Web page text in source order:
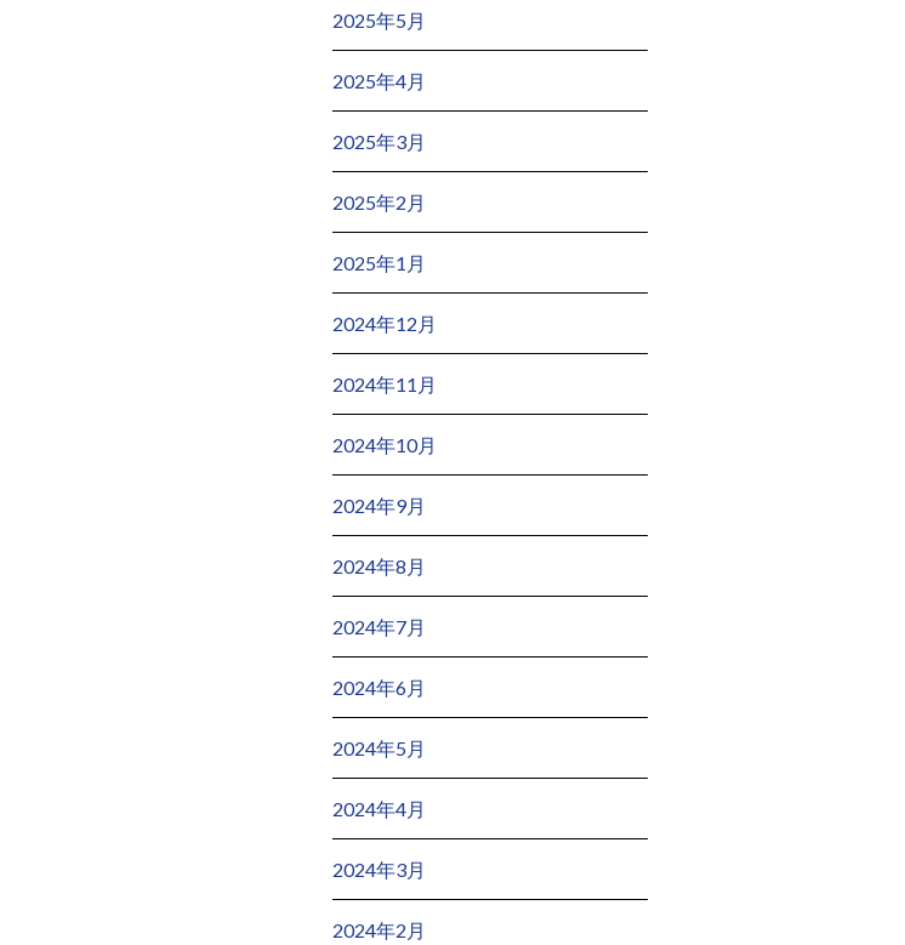
2025年5月
2025年4月
2025年3月
2025年2月
2025年1月
2024年12月
2024年11月
2024年10月
2024年9月
2024年8月
2024年7月
2024年6月
2024年5月
2024年4月
2024年3月
2024年2月